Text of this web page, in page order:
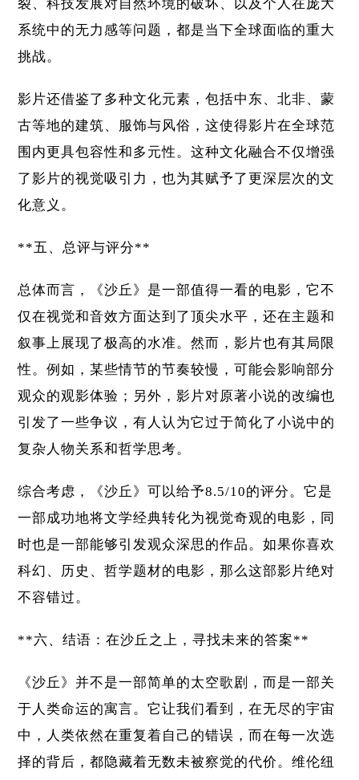
裂、科技发展对自然环境的破坏、以及个人在庞大
系统中的无力感等问题，都是当下全球面临的重大
挑战。
影片还借鉴了多种文化元素，包括中东、北非、蒙
古等地的建筑、服饰与风俗，这使得影片在全球范
围内更具包容性和多元性。这种文化融合不仅增强
了影片的视觉吸引力，也为其赋予了更深层次的文
化意义。
**五、总评与评分**
总体而言，《沙丘》是一部值得一看的电影，它不
仅在视觉和音效方面达到了顶尖水平，还在主题和
叙事上展现了极高的水准。然而，影片也有其局限
性。例如，某些情节的节奏较慢，可能会影响部分
观众的观影体验；另外，影片对原著小说的改编也
引发了一些争议，有人认为它过于简化了小说中的
复杂人物关系和哲学思考。
综合考虑，《沙丘》可以给予8.5/10的评分。它是
一部成功地将文学经典转化为视觉奇观的电影，同
时也是一部能够引发观众深思的作品。如果你喜欢
科幻、历史、哲学题材的电影，那么这部影片绝对
不容错过。
**六、结语：在沙丘之上，寻找未来的答案**
《沙丘》并不是一部简单的太空歌剧，而是一部关
于人类命运的寓言。它让我们看到，在无尽的宇宙
中，人类依然在重复着自己的错误，而在每一次选
择的背后，都隐藏着无数未被察觉的代价。维伦纽